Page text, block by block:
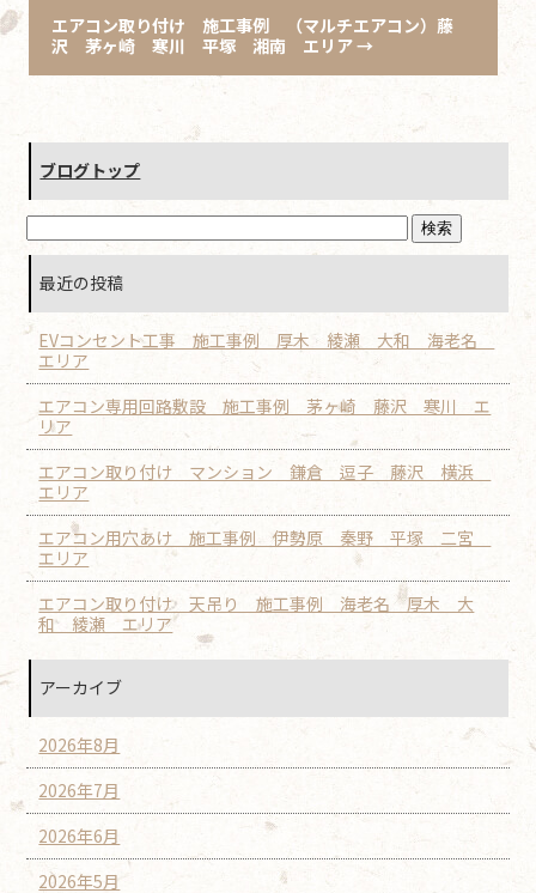
エアコン取り付け 施工事例 （マルチエアコン）藤
沢 茅ヶ崎 寒川 平塚 湘南 エリア→
ブログトップ
最近の投稿
EVコンセント工事 施工事例 厚木 綾瀬 大和 海老名
エリア
エアコン専用回路敷設 施工事例 茅ヶ崎 藤沢 寒川 エ
リア
エアコン取り付け マンション 鎌倉 逗子 藤沢 横浜
エリア
エアコン用穴あけ 施工事例 伊勢原 秦野 平塚 二宮
エリア
エアコン取り付け 天吊り 施工事例 海老名 厚木 大
和 綾瀬 エリア
アーカイブ
2026年8月
2026年7月
2026年6月
2026年5月